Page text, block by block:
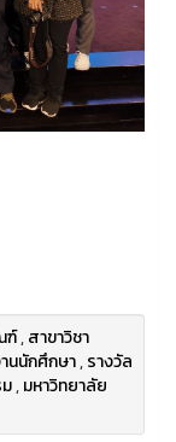
ฑ์,สาขาวิชา
นนักศึกษา,รางวัล
,มหาวิทยาลัย